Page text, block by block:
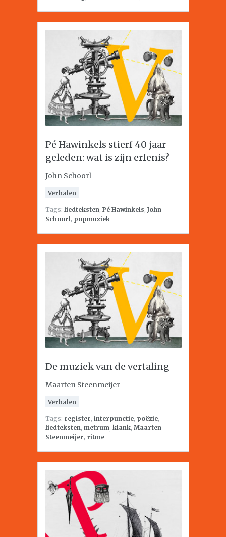
Pé Hawinkels stierf 40 jaar
geleden: wat is zijn erfenis?
John Schoorl
Verhalen
Tags: liedteksten, Pé Hawinkels, John
Schoorl, popmuziek
De muziek van de vertaling
Maarten Steenmeijer
Verhalen
Tags: register, interpunctie, poëzie,
liedteksten, metrum, klank, Maarten
Steenmeijer, ritme